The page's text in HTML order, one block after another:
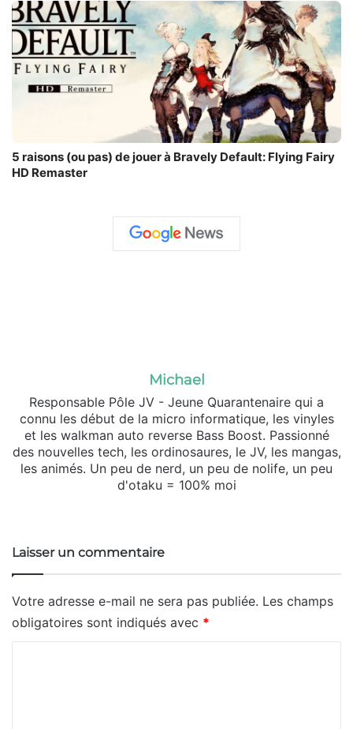
5 raisons (ou pas) de jouer à Bravely Default: Flying Fairy
HD Remaster
Michael
Responsable Pôle JV - Jeune Quarantenaire qui a
connu les début de la micro informatique, les vinyles
et les walkman auto reverse Bass Boost. Passionné
des nouvelles tech, les ordinosaures, le JV, les mangas,
les animés. Un peu de nerd, un peu de nolife, un peu
d'otaku = 100% moi
Laisser un commentaire
Votre adresse e-mail ne sera pas publiée. Les champs
obligatoires sont indiqués avec